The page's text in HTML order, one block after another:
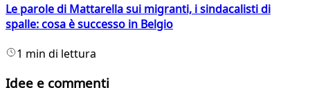
Le parole di Mattarella sui migranti, i sindacalisti di
spalle: cosa è successo in Belgio
1 min di lettura
Idee e commenti